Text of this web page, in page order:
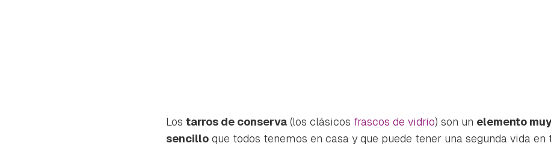
Los tarros de conserva (los clásicos frascos de vidrio) son un elemento
sencillo que todos tenemos en casa y que puede tener una segunda vida en